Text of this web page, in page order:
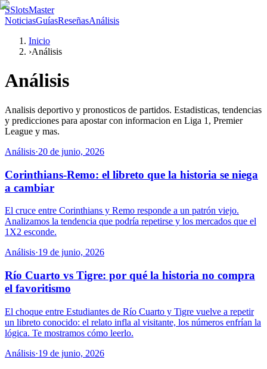
SSlotsMaster
NoticiasGuíasReseñasAnálisis
Inicio
›Análisis
Análisis
Analisis deportivo y pronosticos de partidos. Estadisticas, tendencias
y predicciones para apostar con informacion en Liga 1, Premier
League y mas.
Análisis·20 de junio, 2026
Corinthians-Remo: el libreto que la historia se niega
a cambiar
El cruce entre Corinthians y Remo responde a un patrón viejo.
Analizamos la tendencia que podría repetirse y los mercados que el
1X2 esconde.
Análisis·19 de junio, 2026
Río Cuarto vs Tigre: por qué la historia no compra
el favoritismo
El choque entre Estudiantes de Río Cuarto y Tigre vuelve a repetir
un libreto conocido: el relato infla al visitante, los números enfrían la
lógica. Te mostramos cómo leerlo.
Análisis·19 de junio, 2026